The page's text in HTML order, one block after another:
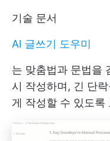
기술 문서
AI 글쓰기 도우미
는 맞춤법과 문법을
시 작성하며, 긴 단
게 작성할 수 있도록